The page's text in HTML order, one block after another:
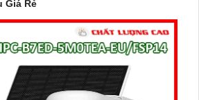
hệ điều hành của bạn để có thể xem
nơi.
trên sẽ giúp bạn lựa chọn được một
Giá Rẻ hoàn hảo!
Giá Rẻ